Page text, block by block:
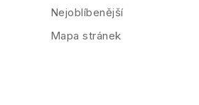
Nejoblíbenější
Mapa stránek